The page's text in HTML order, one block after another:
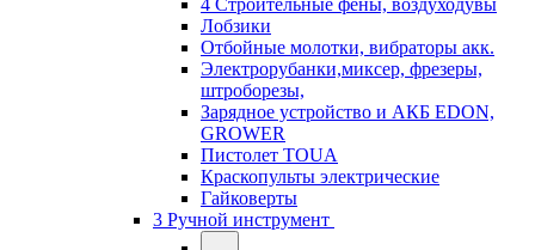
4 Строительные фены, воздуходувы
Лобзики
Отбойные молотки, вибраторы акк.
Электрорубанки,миксер, фрезеры,
штроборезы,
Зарядное устройство и АКБ EDON,
GROWER
Пистолет TOUA
Краскопульты электрические
Гайковерты
3 Ручной инструмент